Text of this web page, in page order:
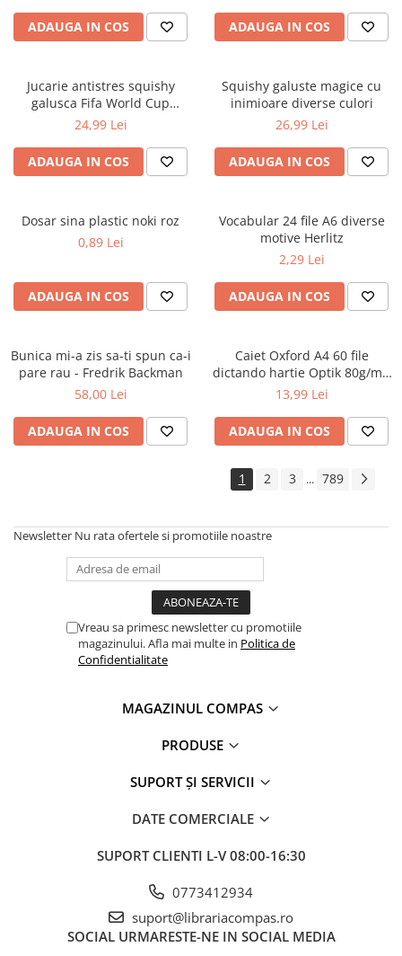
Acuarele școlare și Tempera
Pensule școlare
Cărți
Cărți pentru copii
Cărți ilustrate și interactive
Materiale educaționale
Hobby și activități pentru copii
Educație și carte școlară
Culegeri și materiale auxiliare
Caiete de vacanță
Bibliografie școlară
Bibliografie didactică
Dicționare și gramatici
Romane și literatură
Clasici români și universali
Thriller și mister
Young adult
Dezvoltare personală și non-
Psihologie și dezvoltare personală
Parenting și educație
Sănătate și stil de viață
ADAUGA IN COS ADAUGA IN COS
Jucarie antistres squishy
galusca Fifa World Cup
Edition
24,99 Lei
ADAUGA IN COS
Squishy galuste magice cu
inimioare diverse culori
26,99 Lei
ADAUGA IN COS
Dosar sina plastic noki roz
0,89 Lei
ADAUGA IN COS
Vocabular 24 file A6 diverse
motive Herlitz
2,29 Lei
ADAUGA IN COS
Bunica mi-a zis sa-ti spun ca-i
pare rau - Fredrik Backman
58,00 Lei
ADAUGA IN COS
Caiet Oxford A4 60 file
dictando hartie Optik 80g/mp
Touch Pastel
13,99 Lei
ADAUGA IN COS
1 2 3 ... 789
Newsletter Nu rata ofertele si promotiile noastre
Vreau sa primesc newsletter cu promotiile
magazinului. Afla mai multe in Politica de
Confidentialitate
MAGAZINUL COMPAS
PRODUSE
SUPORT ȘI SERVICII
DATE COMERCIALE
SUPORT CLIENTI L-V 08:00-16:30
0773412934
suport@librariacompas.ro
SOCIAL URMARESTE-NE IN SOCIAL MEDIA